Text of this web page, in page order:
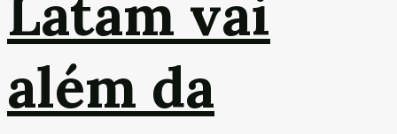
Latam vai
além da